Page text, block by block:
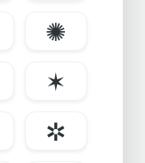
✺
✶
✲